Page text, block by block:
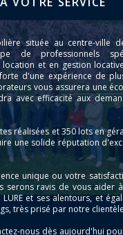
située au centre-ville
de professionnels
et en gestion
d'une expérience de
vous assurera une
avec efficacité aux
réalisées et 350 lots en
une solide réputation
unique ou votre
serons ravis de vous aider
et ses alentours, et
très prisé par notre
nous dès aujourd'hui